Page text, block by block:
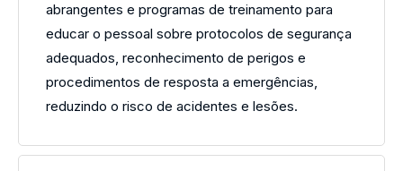
abrangentes e programas de treinamento para
educar o pessoal sobre protocolos de segurança
adequados, reconhecimento de perigos e
procedimentos de resposta a emergências,
reduzindo o risco de acidentes e lesões.